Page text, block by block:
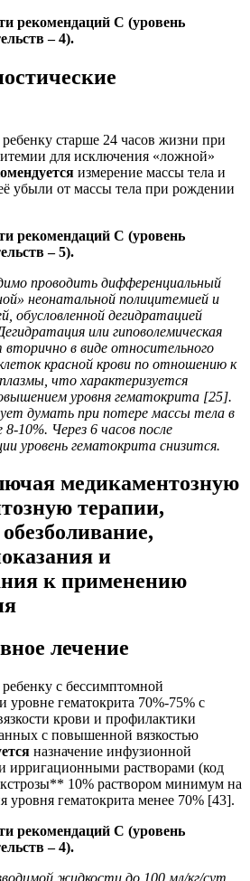
рекомендаций С (уровень
– 4).
старше 24 часов жизни при
для исключения «ложной»
измерение массы тела и
убыли от массы тела при рождении
рекомендаций С (уровень
– 5).
проводить дифференциальный
неонатальной полицитемией и
обусловленной дегидратацией
или гиповолемическая
вторично в виде относительного
красной крови по отношению к
что характеризуется
уровня гематокрита [25].
думать при потере массы тела в
10%. Через 6 часов после
уровень гематокрита снизится.
медикаментозную
терапии,
и
к применению
лечение
с бессимптомной
уровне гематокрита 70%-75% с
крови и профилактики
с повышенной вязкостью
назначение инфузионной
ирригационными растворами (код
10% раствором минимум на
уровня гематокрита менее 70% [43].
рекомендаций С (уровень
– 4).